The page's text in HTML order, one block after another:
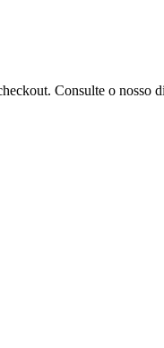
Consulte o